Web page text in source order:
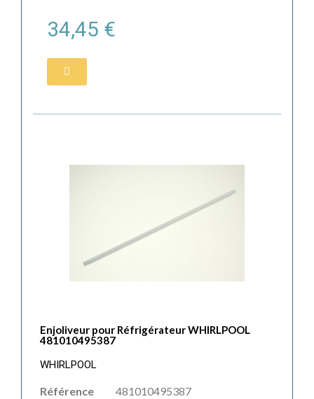
34,45 €
Enjoliveur pour Réfrigérateur WHIRLPOOL
481010495387
WHIRLPOOL
Référence 481010495387